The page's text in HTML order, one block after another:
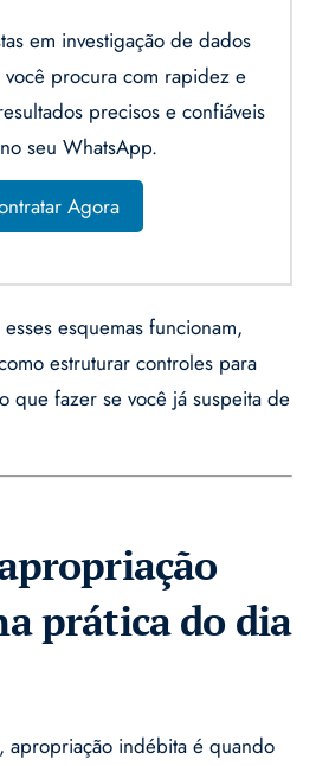
em investigação de dados
procura com rapidez e
precisos e confiáveis
seu WhatsApp.
Agora
esquemas funcionam,
estruturar controles para
que fazer se você já suspeita de
prática do dia
apropriação indébita é quando